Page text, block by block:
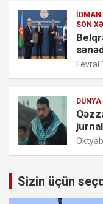
İDMAN
SON
Fevral
DÜNYA
Sizin üçün